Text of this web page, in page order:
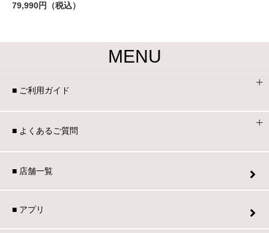
79,990円（税込）
MENU
■ ご利用ガイド
■ よくあるご質問
■ 店舗一覧
■ アプリ